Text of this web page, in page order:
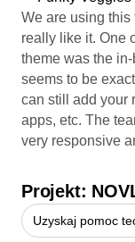
We are using this
really like it. One
theme was the
seems to be
can still add your
apps, etc. The
very responsive
Projekt:
Uzyskaj pomoc